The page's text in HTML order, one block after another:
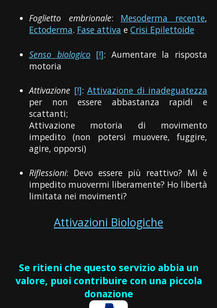
Foglietto embrionale: Mesoderma recente,
Ectoderma. Fase attiva e Crisi Epilettoide
Senso biologico [!]: Aumentare la risposta
motoria
Attivazione [!]: Attivazione di inadeguatezza
per non essere abbastanza rapidi e
scattanti;
Attivazione motoria di movimento
impedito (non potersi muovere, fuggire,
agire, opporsi)
Riflessioni: Devo essere più reattivo? Mi è
impedito muovermi liberamente? Ho libertà
limitata nei movimenti?
Attivazioni Biologiche
Se ritieni che questo servizio abbia un
valore, puoi contribuire con una piccola
donazione